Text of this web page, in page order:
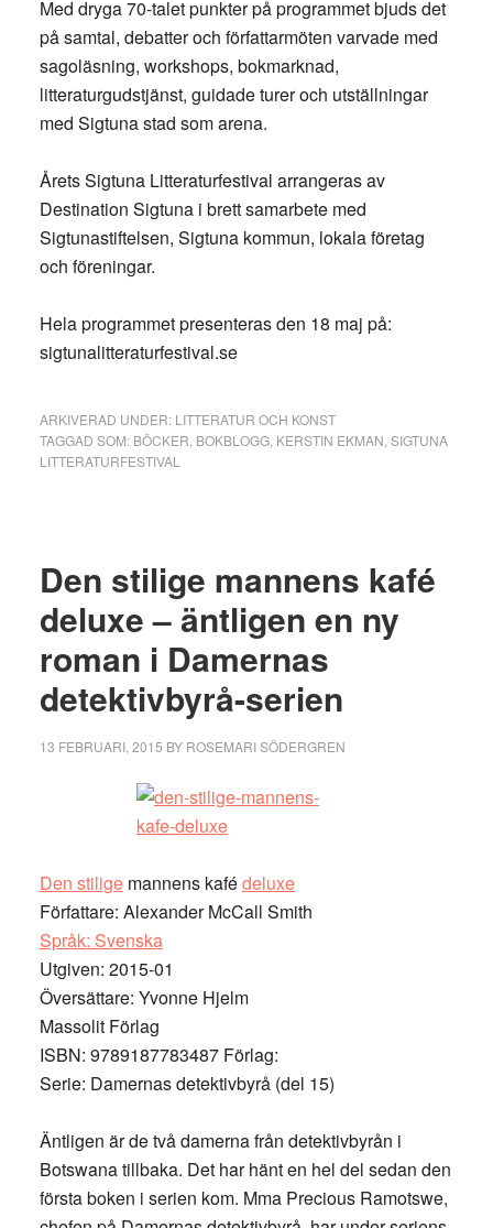
Med dryga 70-talet punkter på programmet bjuds det
på samtal, debatter och författarmöten varvade med
sagoläsning, workshops, bokmarknad,
litteraturgudstjänst, guidade turer och utställningar
med Sigtuna stad som arena.
Årets Sigtuna Litteraturfestival arrangeras av
Destination Sigtuna i brett samarbete med
Sigtunastiftelsen, Sigtuna kommun, lokala företag
och föreningar.
Hela programmet presenteras den 18 maj på:
sigtunalitteraturfestival.se
ARKIVERAD UNDER: LITTERATUR OCH KONST
TAGGAD SOM: BÖCKER BOKBLOGG, KERSTIN EKMAN SIGTUNA
LITTERATURFESTIVAL
Den stilige mannens kafé
deluxe – äntligen en ny
roman i Damernas
detektivbyrå-serien
13 FEBRUARI, 2015 BY ROSEMARI SÖDERGREN
Den stiligemannens kafédeluxe
Författare: Alexander McCall Smith
Språk: Svenska
Utgiven: 2015-01
Översättare: Yvonne Hjelm
Massolit Förlag
ISBN: 9789187783487 Förlag:
Serie: Damernas detektivbyrå (del 15)
Äntligen är de två damerna från detektivbyrån i
Botswana tillbaka. Det har hänt en hel del sedan den
första boken i serien kom. Mma Precious Ramotswe,